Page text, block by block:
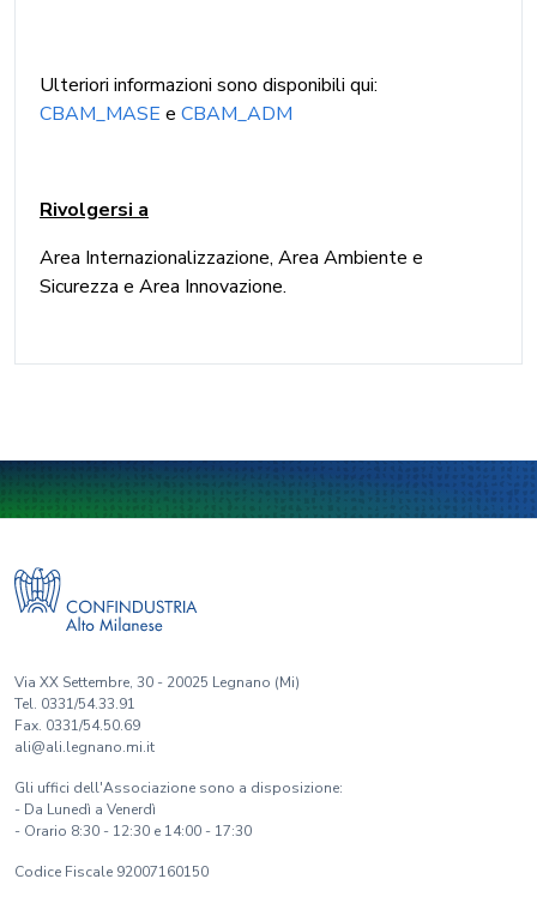
Ulteriori informazioni sono disponibili qui:
CBAM_MASE e CBAM_ADM
Rivolgersi a
Area Internazionalizzazione, Area Ambiente e
Sicurezza e Area Innovazione.
Via XX Settembre, 30 - 20025 Legnano (Mi)
Tel. 0331/54.33.91
Fax. 0331/54.50.69
ali@ali.legnano.mi.it
Gli uffici dell'Associazione sono a disposizione:
- Da Lunedì a Venerdì
- Orario 8:30 - 12:30 e 14:00 - 17:30
Codice Fiscale 92007160150